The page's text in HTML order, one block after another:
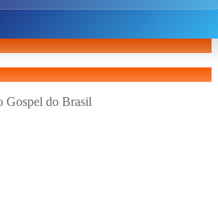
Gospel do Brasil